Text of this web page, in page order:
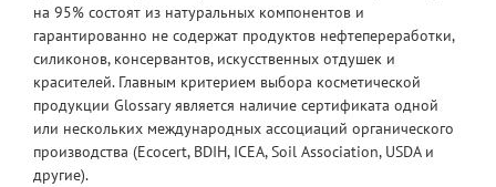
на 95% состоят из натуральных компонентов и
гарантированно не содержат продуктов нефтепереработки,
силиконов, консервантов, искусственных отдушек и
красителей. Главным критерием выбора косметической
продукции Glossary является наличие сертификата одной
или нескольких международных ассоциаций органического
производства (Ecocert, BDIH, ICEA, Soil Association, USDA и
другие).